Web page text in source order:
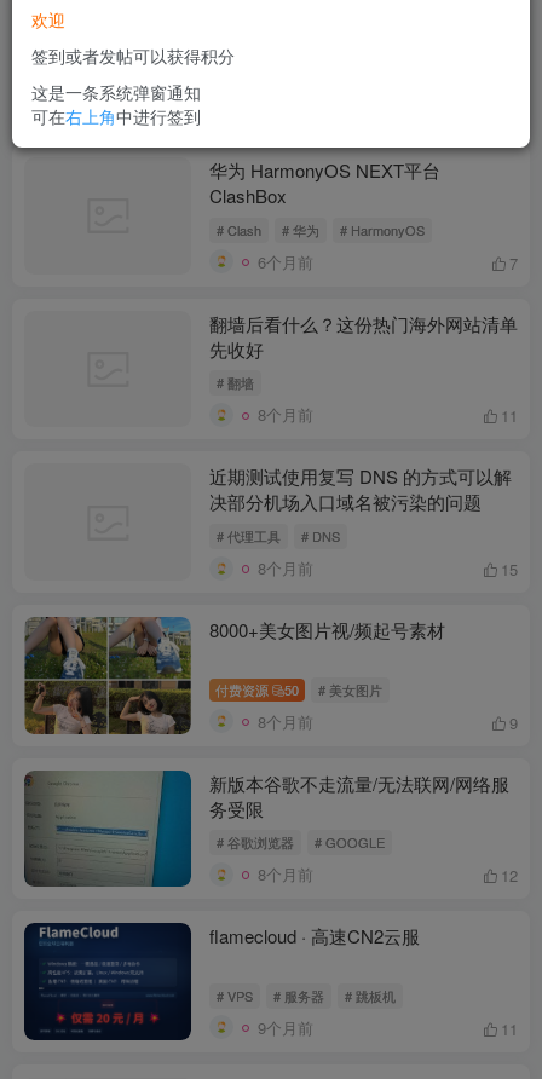
1」安装海外应用与部分安卓 APK
华为 HarmonyOS NEXT平台
ClashBox
# Clash # 华为 # HarmonyOS
6个月前 7
翻墙后看什么？这份热门海外网站清单
先收好
# 翻墙
8个月前 11
近期测试使用复写 DNS 的方式可以解
决部分机场入口域名被污染的问题
# 代理工具 # DNS
8个月前 15
8000+美女图片视/频起号素材
付费资源 50 # 美女图片
8个月前 9
新版本谷歌不走流量/无法联网/网络服
务受限
# 谷歌浏览器 # GOOGLE
8个月前 12
flamecloud · 高速CN2云服
# VPS # 服务器 # 跳板机
9个月前 11
欢迎
签到或者发帖可以获得积分
这是一条系统弹窗通知
可在右上角中进行签到